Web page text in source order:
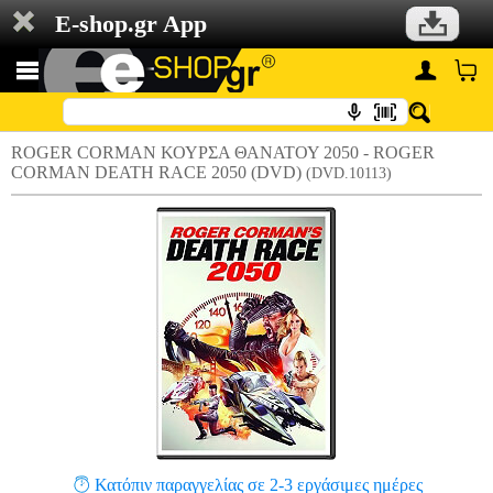
E-shop.gr App
ROGER CORMAN ΚΟΥΡΣΑ ΘΑΝΑΤΟΥ 2050 - ROGER
CORMAN DEATH RACE 2050 (DVD) (DVD.10113)
Κατόπιν παραγγελίας σε 2-3 εργάσιμες ημέρες